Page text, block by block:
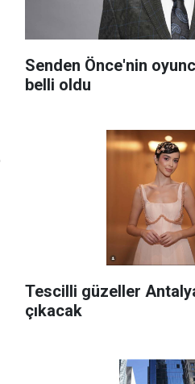
Senden Önce'nin
belli oldu
Tescilli güzeller
çıkacak